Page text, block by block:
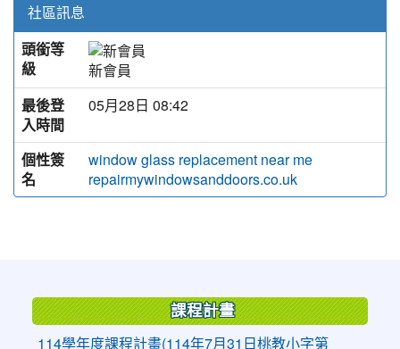
社區訊息
頭銜等
級
新會員
最後登
入時間
05月28日 08:42
個性簽
名
window glass replacement near me
repairmywindowsanddoors.co.uk
課程計畫
114學年度課程計畫(114年7月31日桃教小字第